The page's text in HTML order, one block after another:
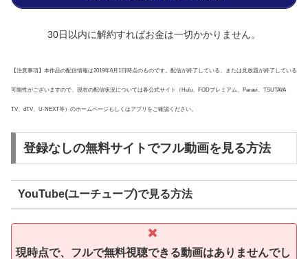
30日以内に解約すればお金は一切かかりません。
【注意事項】本作品の配信情報は2019年6月1日時点のものです。配信が終了している、または見放題が終了している
可能性がございますので、現在の配信状況については各公式サイト（Hulu、FODプレミアム、Paravi、TSUTAYA
TV、dTV、U-NEXT等）のホームページもしくはアプリをご確認ください。
登録なしの無料サイトでフル動画を見る方法
YouTube(ユーチューブ)で見る方法
現時点で、フルで無料視聴できる動画はありませんでし